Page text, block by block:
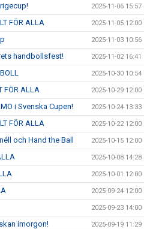
2025-11-06 15:57
FÖR ALLA 2025-11-05 12:00
2025-11-03 10:56
handbollsfest! 2025-11-02 16:41
2025-10-30 10:54
FÖR ALLA 2025-10-29 12:00
i Svenska Cupen! 2025-10-24 13:33
FÖR ALLA 2025-10-22 12:00
och Hand the Ball 2025-10-15 12:00
2025-10-08 14:28
2025-10-01 12:00
2025-09-24 12:00
2025-09-23 14:00
imorgon! 2025-09-19 11:29